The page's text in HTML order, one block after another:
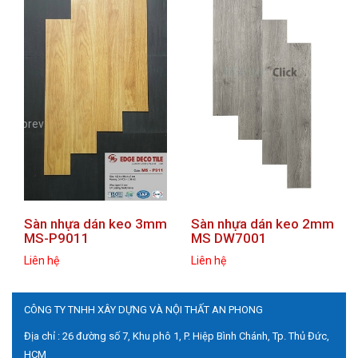
Sàn nhựa dán keo 3mm
MS-P9011
Liên hệ
Sàn nhựa dán keo 2mm
MS DW7001
Liên hệ
prev
CÔNG TY TNHH XÂY DỰNG VÀ NỘI THẤT AN PHONG
Địa chỉ : 26 đường số 7, Khu phô 1, P. Hiệp Bình Chánh, Tp. Thủ Đức,
HCM